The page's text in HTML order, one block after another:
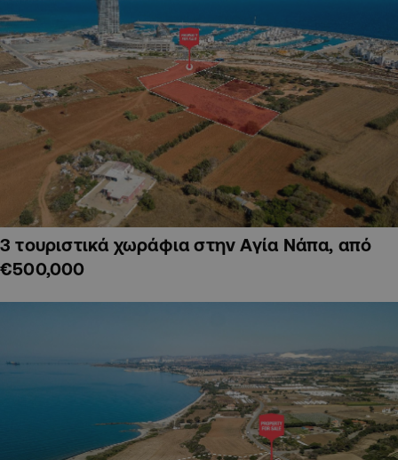
3 τουριστικά χωράφια στην Αγία Νάπα, από
€500,000